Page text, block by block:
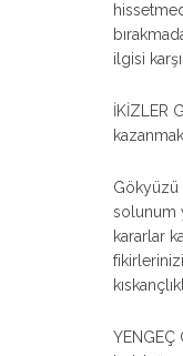
ilgisi
İKİZLER
Gökyüzü
solunum
kararlar
YENGEÇ